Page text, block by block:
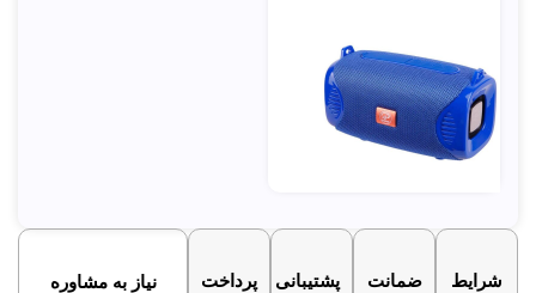
شرایط
ضمانت
پشتیبانی پرداخت
نیاز به مشاوره